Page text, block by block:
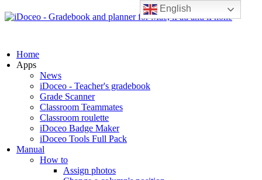
English
Home
Apps
News
iDoceo - Teacher's gradebook
Grade Scanner
Classroom Teammates
Classroom roulette
iDoceo Badge Maker
iDoceo Tools Full Pack
Manual
How to
Assign photos